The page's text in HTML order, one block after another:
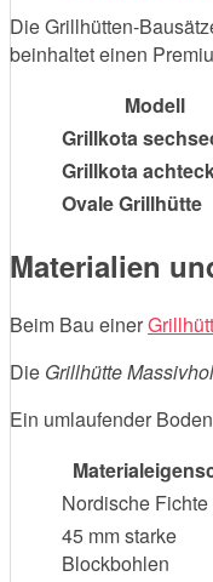
Die Grillhütten-
beinhaltet einen
Modell
Grillkota
Grillkota
Ovale Grillhütte
Materialien
Beim Bau einer
Die Grillhütte
Ein umlaufender
Nordische Fichte
45 mm starke
Blockbohlen